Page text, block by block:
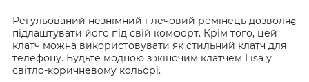
Регульований незнімний плечовий ремінець дозволяє
підлаштувати його під свій комфорт. Крім того, цей
клатч можна використовувати як стильний клатч для
телефону. Будьте модною з жіночим клатчем Lisa у
світло-коричневому кольорі.